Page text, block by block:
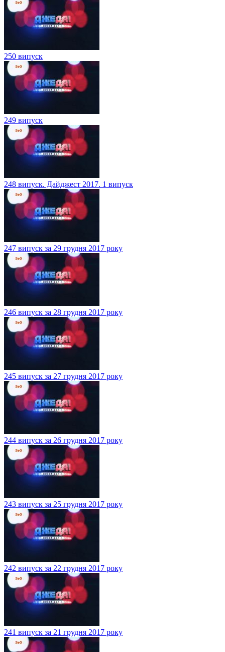
250 випуск
249 випуск
248 випуск. Дайджест 2017. 1 випуск
247 випуск за 29 грудня 2017 року
246 випуск за 28 грудня 2017 року
245 випуск за 27 грудня 2017 року
244 випуск за 26 грудня 2017 року
243 випуск за 25 грудня 2017 року
242 випуск за 22 грудня 2017 року
241 випуск за 21 грудня 2017 року